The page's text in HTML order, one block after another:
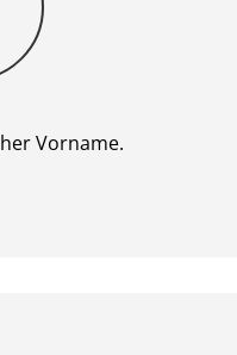
Vorname.